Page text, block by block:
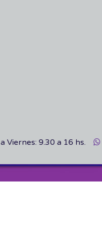
Viernes: 9.30 a 16 hs.